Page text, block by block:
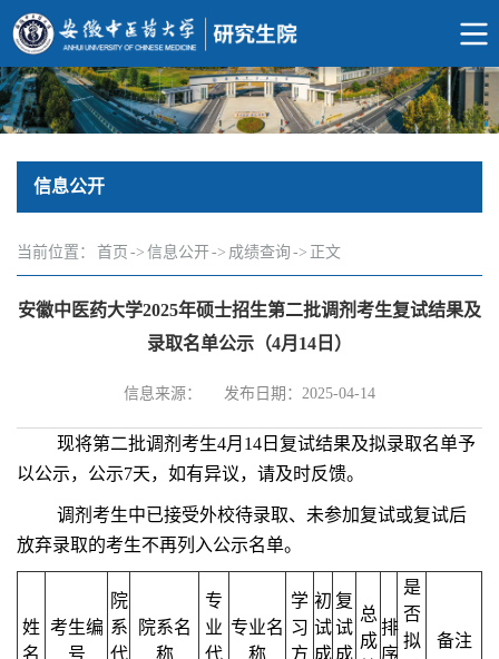
信息公开
当前位置： 首页 -> 信息公开-> 成绩查询 -> 正文
安徽中医药大学2025年硕士招生第二批调剂考生复试结果及
录取名单公示（4月14日）
信息来源： 发布日期：2025-04-14
现将第二批调剂 考生4月14日复试结果及拟录取名单予
以公示，公示7天，如有异议，请及时反馈。
调剂考生中已接受外校待录取、未参加复试或复试后
放弃录取的考生不再列入公示名单。
姓
名
考生编
号
院
系
代
院系名
称
专
业
代
专业名
称
学
习
方
初
试
成
复
试
成
总
成
排
序
是
否
拟
备注